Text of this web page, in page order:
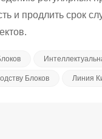
и продлить срок
Блоков Линия